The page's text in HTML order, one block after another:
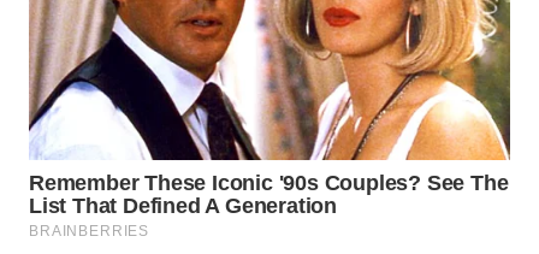
KARO
WN
SIMALUNGUN
WN
LABUHANBATU